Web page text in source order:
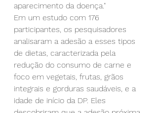
aparecimento da doença."
Em um estudo com 176
participantes, os pesquisadores
analisaram a adesão a esses tipos
de dietas, caracterizada pela
redução do consumo de carne e
foco em vegetais, frutas, grãos
integrais e gorduras saudáveis, e a
idade de início da DP. Eles